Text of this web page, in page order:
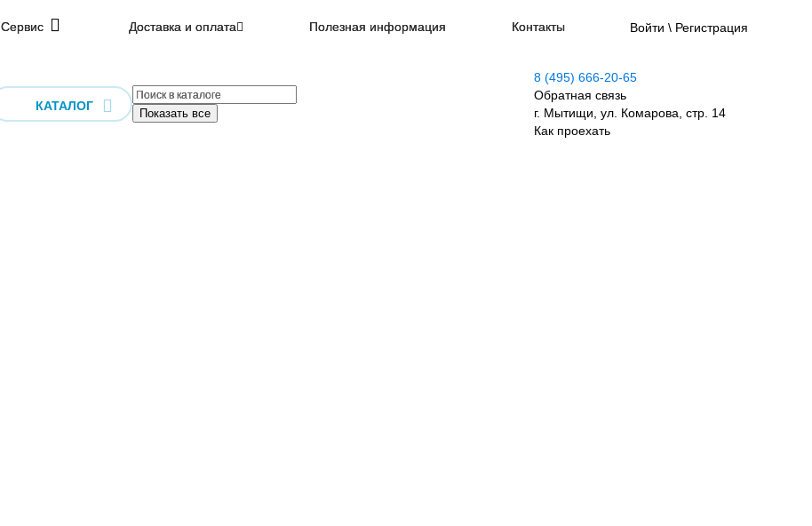
Сервис Доставка и оплата Полезная информация Контакты Войти \ Регистрация
КАТАЛОГ
Показать все
8 (495) 666-20-65
Обратная связь
г. Мытищи, ул. Комарова, стр. 14
Как проехать